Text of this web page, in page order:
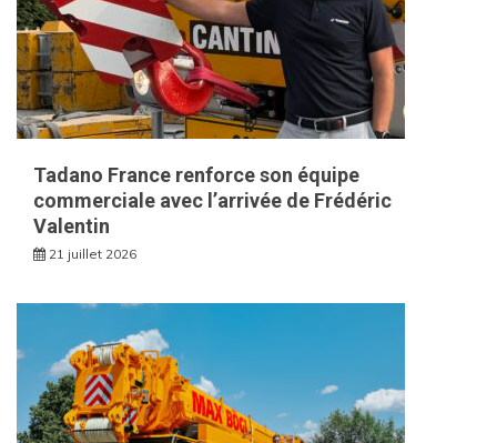
Tadano France renforce son équipe
commerciale avec l’arrivée de Frédéric
Valentin
21 juillet 2026